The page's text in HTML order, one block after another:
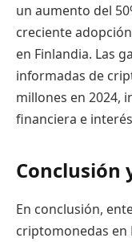
un aumento del
creciente
en Finlandia. Las
informadas de
millones en 2024,
financiera e
Conclusión
En conclusión,
criptomonedas en